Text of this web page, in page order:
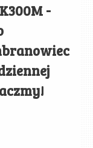
-